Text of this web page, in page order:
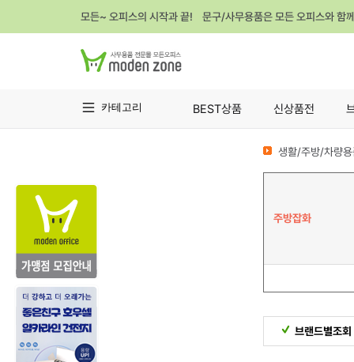
모든~ 오피스의 시작과 끝! 문구/사무용품은 모든 오피스와 함
카테고리 BEST상품 신상품전
생활/주방/차량
주방잡화
브랜드별조회